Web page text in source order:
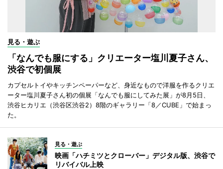
見る・遊ぶ
「なんでも服にする」クリエーター塩川夏子さん、
渋谷で初個展
カプセルトイやキッチンペーパーなど、身近なもので洋服を作るクリエ
ーター塩川夏子さん初の個展「なんでも服にしてみた展」が8月5日、
渋谷ヒカリエ（渋谷区渋谷2）8階のギャラリー「8／CUBE」で始まっ
た。
見る・遊ぶ
映画「ハチミツとクローバー」デジタル版、渋谷で
リバイバル上映